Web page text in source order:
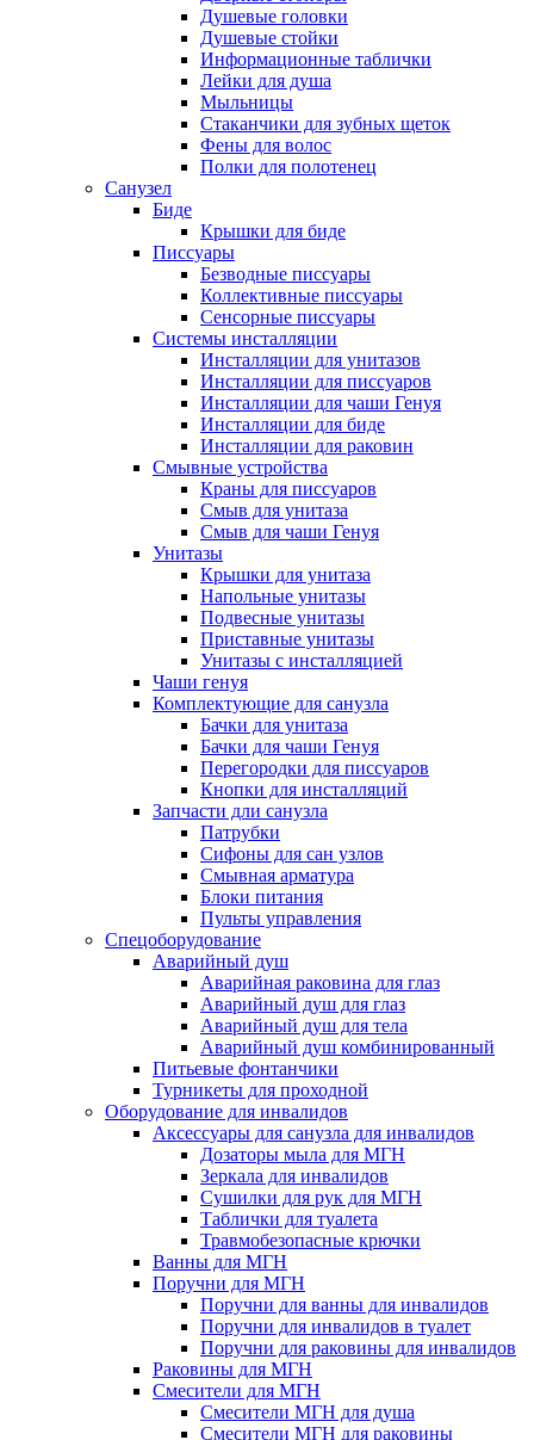
Душевые головки
Душевые стойки
Информационные таблички
Лейки для душа
Мыльницы
Стаканчики для зубных щеток
Фены для волос
Полки для полотенец
Санузел
Биде
Крышки для биде
Писсуары
Безводные писсуары
Коллективные писсуары
Сенсорные писсуары
Системы инсталляции
Инсталляции для унитазов
Инсталляции для писсуаров
Инсталляции для чаши Генуя
Инсталляции для биде
Инсталляции для раковин
Смывные устройства
Краны для писсуаров
Смыв для унитаза
Смыв для чаши Генуя
Унитазы
Крышки для унитаза
Напольные унитазы
Подвесные унитазы
Приставные унитазы
Унитазы с инсталляцией
Чаши генуя
Комплектующие для санузла
Бачки для унитаза
Бачки для чаши Генуя
Перегородки для писсуаров
Кнопки для инсталляций
Запчасти дли санузла
Патрубки
Сифоны для сан узлов
Смывная арматура
Блоки питания
Пульты управления
Спецоборудование
Аварийный душ
Аварийная раковина для глаз
Аварийный душ для глаз
Аварийный душ для тела
Аварийный душ комбинированный
Питьевые фонтанчики
Турникеты для проходной
Оборудование для инвалидов
Аксессуары для санузла для инвалидов
Дозаторы мыла для МГН
Зеркала для инвалидов
Сушилки для рук для МГН
Таблички для туалета
Травмобезопасные крючки
Ванны для МГН
Поручни для МГН
Поручни для ванны для инвалидов
Поручни для инвалидов в туалет
Поручни для раковины для инвалидов
Раковины для МГН
Смесители для МГН
Смесители МГН для душа
Смесители МГН для раковины